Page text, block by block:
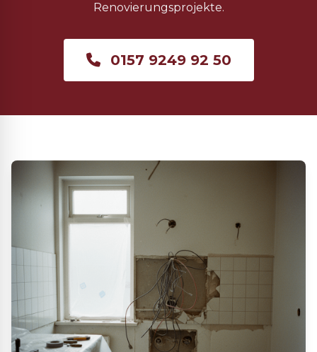
Renovierungsprojekte.
0157 9249 92 50